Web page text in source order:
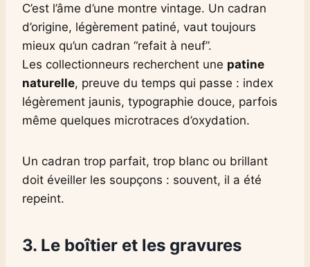
C’est l’âme d’une montre vintage. Un cadran
d’origine, légèrement patiné, vaut toujours
mieux qu’un cadran “refait à neuf”.
Les collectionneurs recherchent une patine
naturelle, preuve du temps qui passe : index
légèrement jaunis, typographie douce, parfois
même quelques microtraces d’oxydation.
Un cadran trop parfait, trop blanc ou brillant
doit éveiller les soupçons : souvent, il a été
repeint.
3. Le boîtier et les gravures